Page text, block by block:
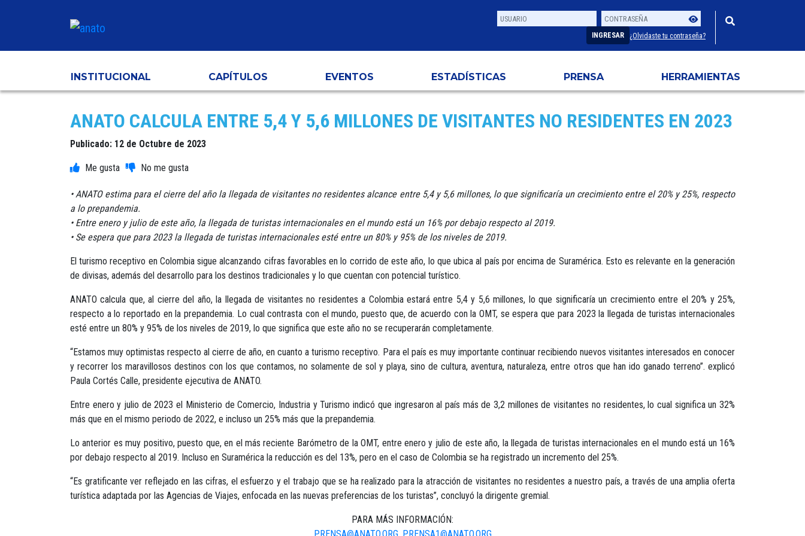
Usuario
Contraseña
INGRESAR ¿Olvidaste tu contraseña?
INSTITUCIONAL CAPÍTULOS EVENTOS ESTADÍSTICAS PRENSA HERRAMIENTAS
ANATO CALCULA ENTRE 5,4 Y 5,6 MILLONES DE VISITANTES NO RESIDENTES EN 2023
Publicado: 12 de Octubre de 2023
• ANATO estima para el cierre del año la llegada de visitantes no residentes alcance entre 5,4 y 5,6 millones, lo que significaría un crecimiento entre el 20% y 25%, respecto
a lo prepandemia.
• Entre enero y julio de este año, la llegada de turistas internacionales en el mundo está un 16% por debajo respecto al 2019.
• Se espera que para 2023 la llegada de turistas internacionales esté entre un 80% y 95% de los niveles de 2019.
El turismo receptivo en Colombia sigue alcanzando cifras favorables en lo corrido de este año, lo que ubica al país por encima de Suramérica. Esto es relevante en la generación
de divisas, además del desarrollo para los destinos tradicionales y lo que cuentan con potencial turístico.
ANATO calcula que, al cierre del año, la llegada de visitantes no residentes a Colombia estará entre 5,4 y 5,6 millones, lo que significaría un crecimiento entre el 20% y 25%,
respecto a lo reportado en la prepandemia. Lo cual contrasta con el mundo, puesto que, de acuerdo con la OMT, se espera que para 2023 la llegada de turistas internacionales
esté entre un 80% y 95% de los niveles de 2019, lo que significa que este año no se recuperarán completamente.
“Estamos muy optimistas respecto al cierre de año, en cuanto a turismo receptivo. Para el país es muy importante continuar recibiendo nuevos visitantes interesados en conocer
y recorrer los maravillosos destinos con los que contamos, no solamente de sol y playa, sino de cultura, aventura, naturaleza, entre otros que han ido ganado terreno”. explicó
Paula Cortés Calle, presidente ejecutiva de ANATO.
Entre enero y julio de 2023 el Ministerio de Comercio, Industria y Turismo indicó que ingresaron al país más de 3,2 millones de visitantes no residentes, lo cual significa un 32%
más que en el mismo periodo de 2022, e incluso un 25% más que la prepandemia.
Lo anterior es muy positivo, puesto que, en el más reciente Barómetro de la OMT, entre enero y julio de este año, la llegada de turistas internacionales en el mundo está un 16%
por debajo respecto al 2019. Incluso en Suramérica la reducción es del 13%, pero en el caso de Colombia se ha registrado un incremento del 25%.
“Es gratificante ver reflejado en las cifras, el esfuerzo y el trabajo que se ha realizado para la atracción de visitantes no residentes a nuestro país, a través de una amplia oferta
turística adaptada por las Agencias de Viajes, enfocada en las nuevas preferencias de los turistas”, concluyó la dirigente gremial.
PARA MÁS INFORMACIÓN: